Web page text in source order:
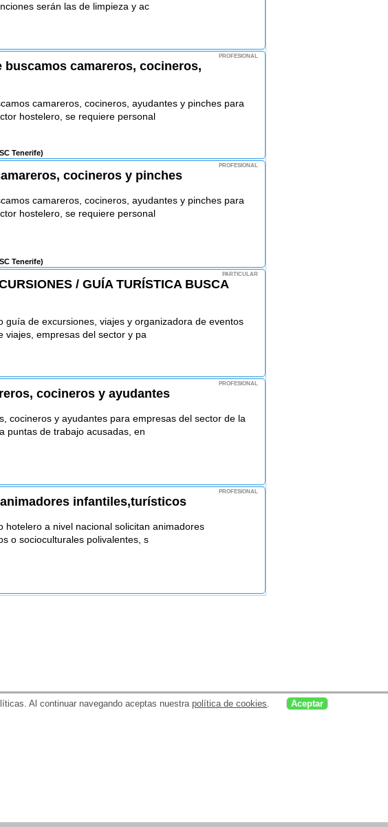
serán las de limpieza y ac
PROFESIONAL
buscamos camareros, cocineros,
camareros, cocineros, ayudantes y pinches para
hostelero, se requiere personal
Tenerife)
PROFESIONAL
cocineros y pinches
camareros, cocineros, ayudantes y pinches para
hostelero, se requiere personal
Tenerife)
PARTICULAR
/ GUÍA TURÍSTICA BUSCA
guía de excursiones, viajes y organizadora de eventos
viajes, empresas del sector y pa
PROFESIONAL
cocineros y ayudantes
cocineros y ayudantes para empresas del sector de la
puntas de trabajo acusadas, en
PROFESIONAL
infantiles,turísticos
hotelero a nivel nacional solicitan animadores
o socioculturales polivalentes, s
Al continuar navegando aceptas nuestrapolítica de cookies. Aceptar